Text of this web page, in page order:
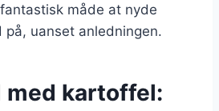
måde at nyde
på, uanset anledningen.
med kartoffel: